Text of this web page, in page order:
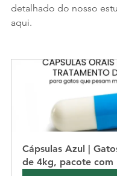
detalhado do nosso
aqui.
Cápsulas Azul |
de 4kg, pacote com